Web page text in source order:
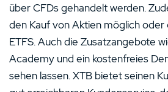
über CFDs gehandelt werden.
den Kauf von Aktien möglich oder
ETFS. Auch die Zusatzangebote
Academy und ein kostenfreies
sehen lassen. XTB bietet seinen